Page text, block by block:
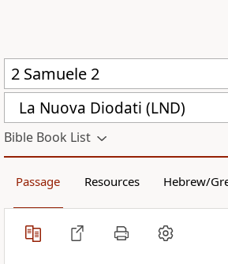
La Nuova Diodati (LND)
Bible Book List
Passage Resources Hebrew/